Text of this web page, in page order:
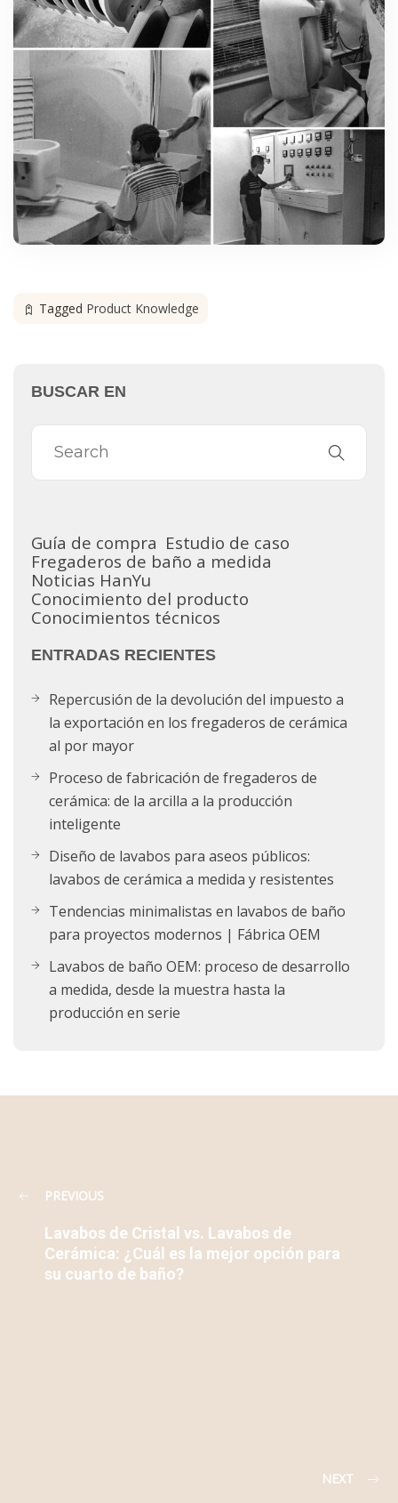
Tagged Product Knowledge
BUSCAR EN
Guía de compra Estudio de caso
Fregaderos de baño a medida
Noticias HanYu
Conocimiento del producto
Conocimientos técnicos
ENTRADAS RECIENTES
Repercusión de la devolución del impuesto a
la exportación en los fregaderos de cerámica
al por mayor
Proceso de fabricación de fregaderos de
cerámica: de la arcilla a la producción
inteligente
Diseño de lavabos para aseos públicos:
lavabos de cerámica a medida y resistentes
Tendencias minimalistas en lavabos de baño
para proyectos modernos | Fábrica OEM
Lavabos de baño OEM: proceso de desarrollo
a medida, desde la muestra hasta la
producción en serie
PREVIOUS
Lavabos de Cristal vs. Lavabos de
Cerámica: ¿Cuál es la mejor opción para
su cuarto de baño?
NEXT